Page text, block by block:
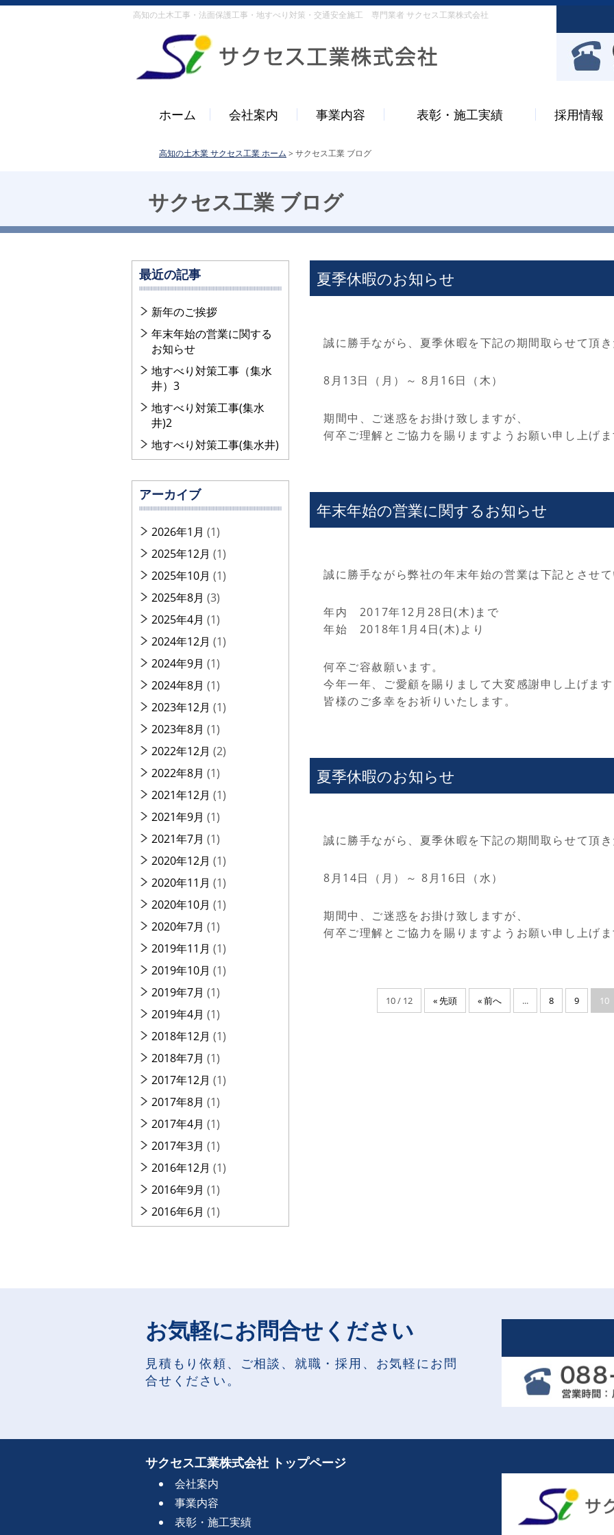
高知の土木工事・法面保護工事・地すべり対策・交通安全施工 専門業者 サクセス工業株式会社
ホーム 会社案内 事業内容 表彰・施工実績 採用情報
高知の土木業 サクセス工業 ホーム > サクセス工業 ブログ
サクセス工業 ブログ
夏季休暇のお知らせ
誠に勝手ながら、夏季休暇を下記の期間取らせて頂き
8月13日（月）～ 8月16日（木）
期間中、ご迷惑をお掛け致しますが、
何卒ご理解とご協力を賜りますようお願い申し上げま
年末年始の営業に関するお知らせ
誠に勝手ながら弊社の年末年始の営業は下記とさせて
年内 2017年12月28日(木)まで
年始 2018年1月4日(木)より
何卒ご容赦願います。
今年一年、ご愛顧を賜りまして大変感謝申し上げます
皆様のご多幸をお祈りいたします。
夏季休暇のお知らせ
誠に勝手ながら、夏季休暇を下記の期間取らせて頂き
8月14日（月）～ 8月16日（水）
期間中、ご迷惑をお掛け致しますが、
何卒ご理解とご協力を賜りますようお願い申し上げま
10 / 12 « 先頭 « 前へ ... 8 9 10
最近の記事
新年のご挨拶
年末年始の営業に関する
お知らせ
地すべり対策工事（集水
井）3
地すべり対策工事(集水
井)2
地すべり対策工事(集水井)
アーカイブ
2026年1月 (1)
2025年12月 (1)
2025年10月 (1)
2025年8月 (3)
2025年4月 (1)
2024年12月 (1)
2024年9月 (1)
2024年8月 (1)
2023年12月 (1)
2023年8月 (1)
2022年12月 (2)
2022年8月 (1)
2021年12月 (1)
2021年9月 (1)
2021年7月 (1)
2020年12月 (1)
2020年11月 (1)
2020年10月 (1)
2020年7月 (1)
2019年11月 (1)
2019年10月 (1)
2019年7月 (1)
2019年4月 (1)
2018年12月 (1)
2018年7月 (1)
2017年12月 (1)
2017年8月 (1)
2017年4月 (1)
2017年3月 (1)
2016年12月 (1)
2016年9月 (1)
2016年6月 (1)
お気軽にお問合せください
見積もり依頼、ご相談、就職・採用、お気軽にお問
合せください。
サクセス工業株式会社 トップページ
会社案内
事業内容
表彰・施工実績